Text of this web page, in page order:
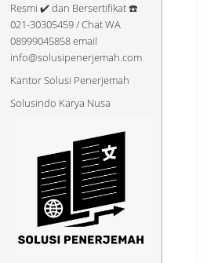
Resmi ✔️ dan Bersertifikat ☎️
021-30305459 / Chat WA
08999045858 email
info@solusipenerjemah.com
Kantor Solusi Penerjemah
Solusindo Karya Nusa